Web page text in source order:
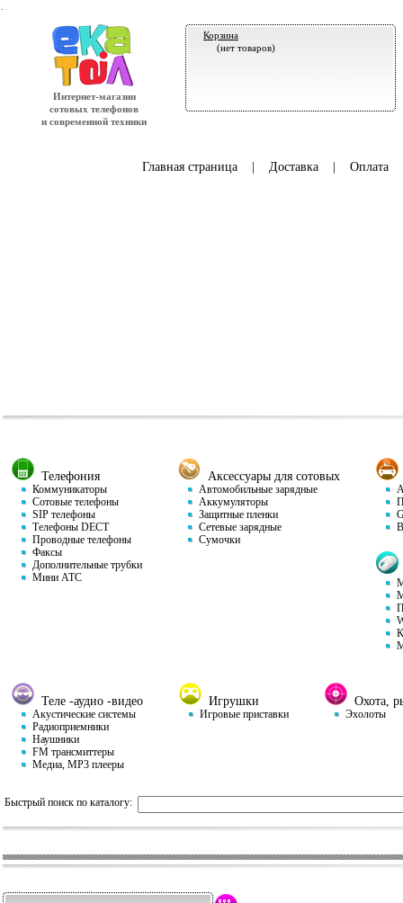
Интернет-магазин
сотовых телефонов
и современной техники
Корзина
(нет товаров)
Главная страница Доставка Оплата
Телефония
Коммуникаторы
Сотовые телефоны
SIP телефоны
Телефоны DECT
Проводные телефоны
Факсы
Дополнительные трубки
Мини АТС
Аксессуары для сотовых
Автомобильные зарядные
Аккумуляторы
Защитные пленки
Сетевые зарядные
Сумочки
Теле -аудио -видео
Акустические системы
Радиоприемники
Наушники
FM трансмиттеры
Медиа, MP3 плееры
Игрушки
Игровые приставки
Охота,
Эхолоты
Быстрый поиск по каталогу: